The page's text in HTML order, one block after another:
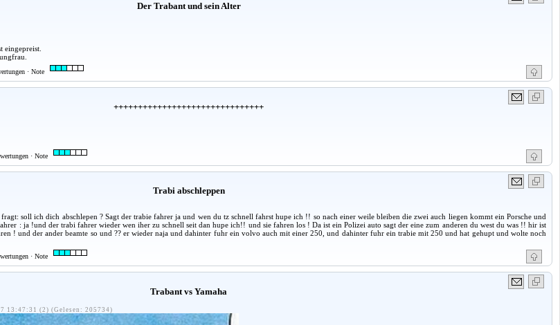
Der Trabant und sein Alter
eingepreist.
· Note
+++++++++++++++++++++++++++++++
· Note
Trabi abschleppen
soll ich dich abschlepen ? Sagt der trabie fahrer ja und wen du tz schnell fahrst hupe ich !! so nach einer weile bleiben die zwei auch liegen kommt ein Porsche und
: ja !und der trabi fahrer wieder wen iher zu schnell seit dan hupe ich!! und sie fahren los ! Da ist ein Polizei auto sagt der eine zum anderen du west du was !! hir ist
! und der ander beamte so und ?? er wieder naja und dahinter fuhr ein volvo auch mit einer 250, und dahinter fuhr ein trabie mit 250 und hat gehupt und wolte noch
· Note
Trabant vs Yamaha
13:47:31 (2) (Gelesen: 205734)